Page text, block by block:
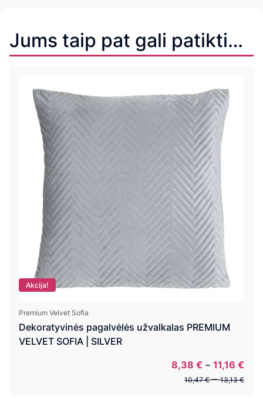
Jums taip pat gali patikti…
Akcija!
Premium Velvet Sofia
Dekoratyvinės pagalvėlės užvalkalas PREMIUM
VELVET SOFIA | SILVER
10,47€ – 13,13€
8,38 € – 11,16 €